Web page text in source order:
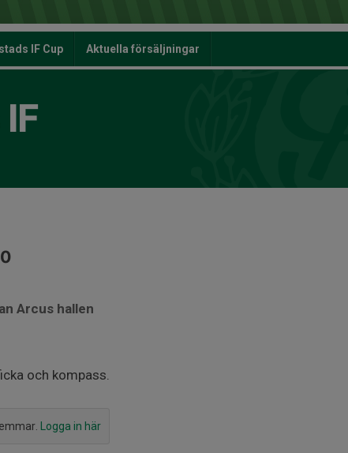
IF Cup Aktuella försäljningar
Arcus hallen
och kompass.
Logga in här